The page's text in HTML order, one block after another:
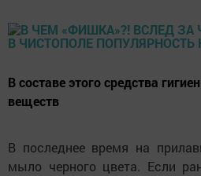
В составе этого средства
веществ
В последнее время на
мыло черного цвета. Если